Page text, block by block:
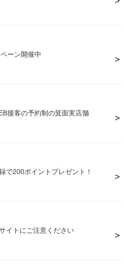
ーン開催中
接客の予約制の箕面実店舗
で200ポイントプレゼント！
イトにご注意ください